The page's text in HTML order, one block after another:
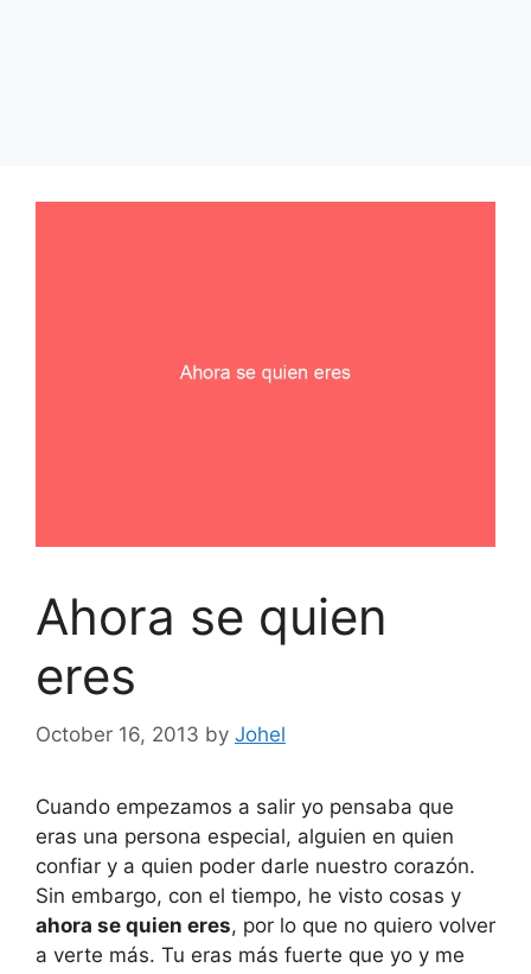
Ahora se quien
eres
October 16, 2013 by Johel
Cuando empezamos a salir yo pensaba que
eras una persona especial, alguien en quien
confiar y a quien poder darle nuestro corazón.
Sin embargo, con el tiempo, he visto cosas y
ahora se quien eres, por lo que no quiero volver
a verte más. Tu eras más fuerte que yo y me